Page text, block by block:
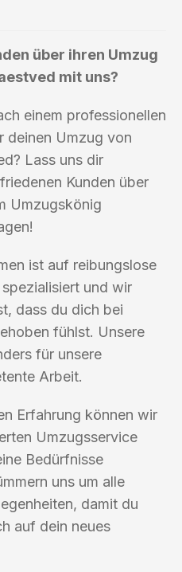
über ihren Umzug
mit uns?
einem professionellen
deinen Umzug von
Lass uns dir
Kunden über
Umzugskönig
ist auf reibungslose
und wir
dass du dich bei
fühlst. Unsere
für unsere
Arbeit.
Erfahrung können wir
Umzugsservice
Bedürfnisse
uns um alle
damit du
auf dein neues